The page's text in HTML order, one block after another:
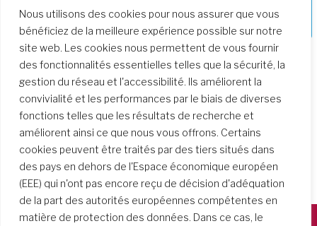
Nous utilisons des cookies pour nous assurer que vous
bénéficiez de la meilleure expérience possible sur notre
site web. Les cookies nous permettent de vous fournir
des fonctionnalités essentielles telles que la sécurité, la
gestion du réseau et l'accessibilité. Ils améliorent la
convivialité et les performances par le biais de diverses
fonctions telles que les résultats de recherche et
améliorent ainsi ce que nous vous offrons. Certains
cookies peuvent être traités par des tiers situés dans
des pays en dehors de l'Espace économique européen
(EEE) qui n'ont pas encore reçu de décision d'adéquation
de la part des autorités européennes compétentes en
matière de protection des données. Dans ce cas, le
Rencontre européenne de la PTV sur la
communauté